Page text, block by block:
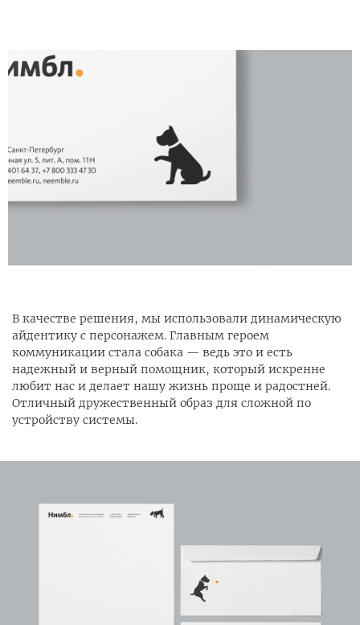
В качестве решения, мы использовали динамическую
айдентику с персонажем. Главным героем
коммуникации стала собака — ведь это и есть
надежный и верный помощник, который искренне
любит нас и делает нашу жизнь проще и радостней.
Отличный дружественный образ для сложной по
устройству системы.